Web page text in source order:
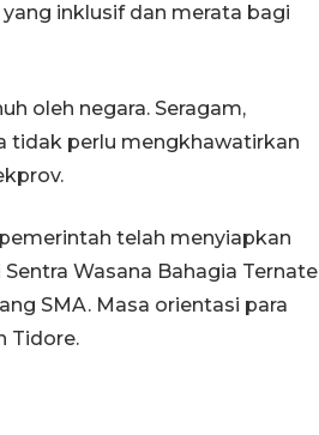
inklusif dan merata bagi
oleh negara. Seragam,
tidak perlu mengkhawatirkan
telah menyiapkan
Wasana Bahagia Ternate
SMA. Masa orientasi para
Tidore.
triwulan II-2026
5,29 persen
08-06 18:45:00